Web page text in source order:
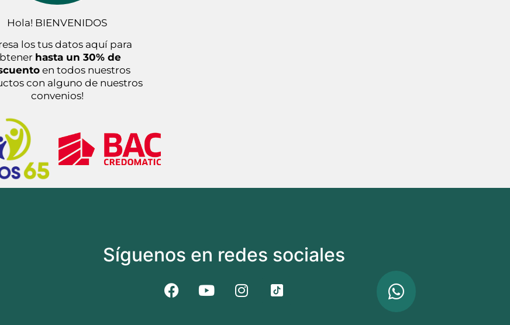
Hola! BIENVENIDOS
los tus datos aquí para
hasta un 30% de
en todos nuestros
con alguno de nuestros
convenios!
Síguenos en redes sociales​